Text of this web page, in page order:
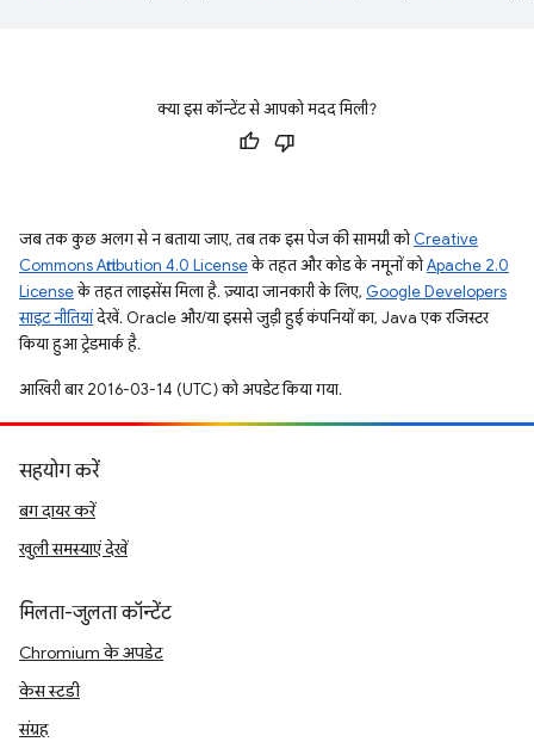
क्या इस कॉन्टेंट से आपको मदद मिली?
जब तक कुछ अलग से न बताया जाए, तब तक इस पेज की सामग्री कोCreative
Commons Attribution 4.0 Licenseके तहत और कोड के नमूनों कोApache 2.0
Licenseके तहत लाइसेंस मिला है. ज़्यादा जानकारी के लिए, Google Developers
साइट नीतियांदेखें. Oracle और/या इससे जुड़ी हुई कंपनियों का, Java एक रजिस्टर
किया हुआ ट्रेडमार्क है.
आखिरी बार 2016-03-14 (UTC) को अपडेट किया गया.
सहयोग करें
बग दायर करें
खुली समस्याएं देखें
मिलता-जुलता कॉन्टेंट
Chromium के अपडेट
केस स्टडी
संग्रह